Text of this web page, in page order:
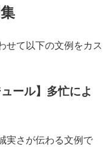
せて以下の文例をカス
ール】多忙によ
実さが伝わる文例で